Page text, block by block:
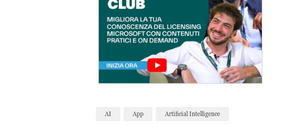
AI App Artificial Intelligence